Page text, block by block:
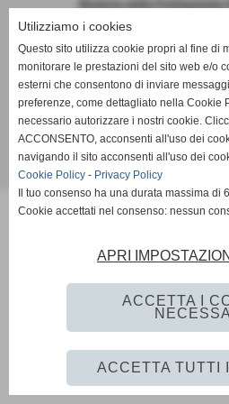
Ricerca sulla Formazione
Realizzazione sito web
Utilizziamo i cookies
Questo sito utilizza cookie propri al fine di
monitorare le prestazioni del sito web e/o
esterni che consentono di inviare
preferenze, come dettagliato nella Cookie
necessario autorizzare i nostri cookie.
ACCONSENTO, acconsenti all'uso dei
navigando il sito acconsenti all'uso dei
Cookie Policy - Privacy Policy
Il tuo consenso ha una durata massima di
Cookie accettati nel consenso: nessun
APRI
ACCETTA I
ACCETTA TUTTI